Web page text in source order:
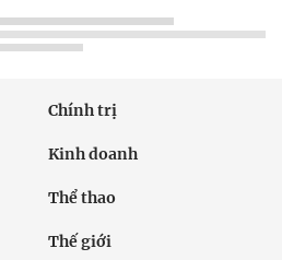
Chính trị
Kinh doanh
Thể thao
Thế giới